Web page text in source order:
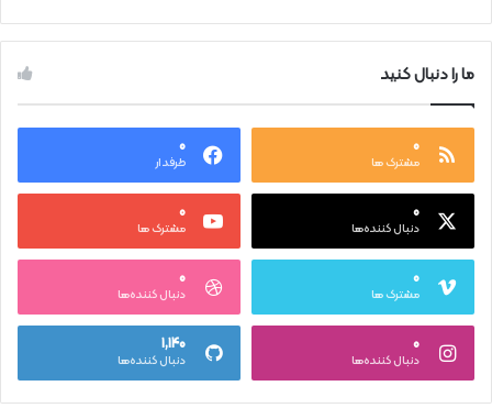
ما را دنبال کنید
۰
مشترک ها
۰
طرفدار
۰
دنبال کننده‌ها
۰
مشترک ها
۰
مشترک ها
۰
دنبال کننده‌ها
۰
دنبال کننده‌ها
۱,۱۴۰
دنبال کننده‌ها